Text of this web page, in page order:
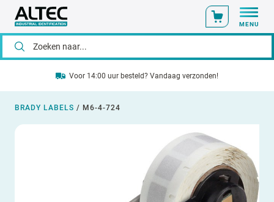
MENU
Voor 14:00 uur besteld? Vandaag verzonden!
BRADY LABELS / M6-4-724